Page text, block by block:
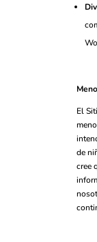
El
de
cree